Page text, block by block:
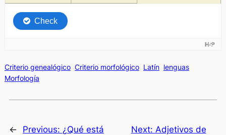
Criterio genealógico Criterio morfológico Latín lenguas
Morfología
← Previous: ¿Qué está
Next: Adjetivos de